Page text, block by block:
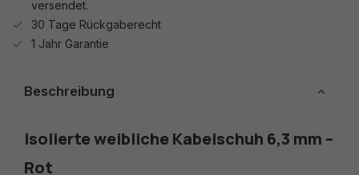
versendet.
30 Tage Rückgaberecht
1 Jahr Garantie
Beschreibung
Isolierte weibliche Kabelschuh 6,3 mm –
Rot